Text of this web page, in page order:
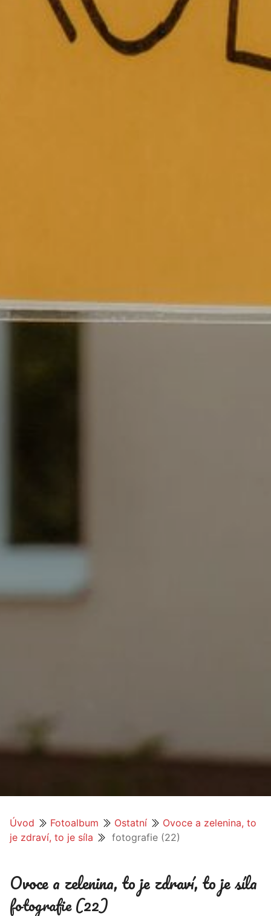
Úvod Fotoalbum Ostatní
Ovoce a zelenina, to
je zdraví, to je síla
fotografie (22)
Ovoce a zelenina, to je zdraví, to je síla
fotografie (22)